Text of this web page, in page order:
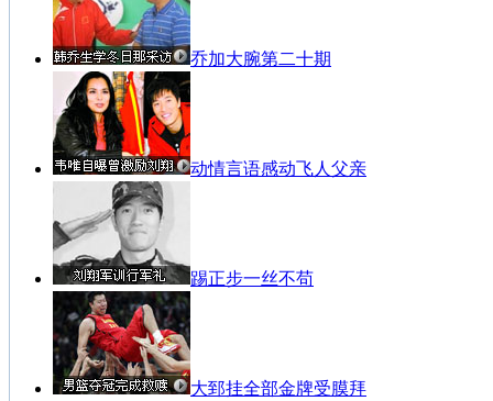
乔加大腕第二十期
动情言语感动飞人父亲
踢正步一丝不苟
大郅挂全部金牌受膜拜